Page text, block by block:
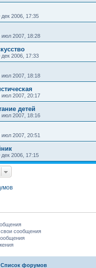
дек 2006, 17:35
июл 2007, 18:28
дек 2006, 17:33
июл 2007, 18:18
июл 2007, 20:17
детей
июл 2007, 18:16
июл 2007, 20:51
дек 2006, 17:15
свои сообщения
Список форумов